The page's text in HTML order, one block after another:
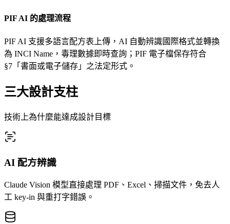
PIF AI 的處理流程
PIF AI 支援多語言配方表上傳，AI 自動辨識國際格式並轉換
為 INCI Name，毒理數據即時查詢；PIF 電子檔保存符合
§7「書面或電子儲存」之法定形式。
三大設計支柱
技術上為什麼能達成設計目標
AI 配方辨識
Claude Vision 模型直接處理 PDF、Excel、掃描文件，免去人
工 key-in 與重打字錯誤。